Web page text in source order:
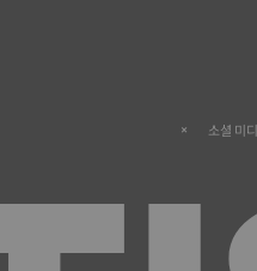
소셜 미